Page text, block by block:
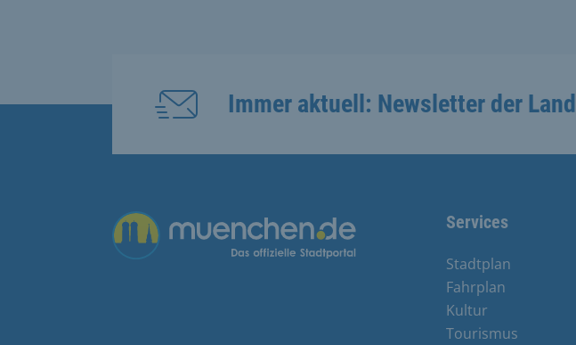
Immer aktuell: Newsletter der
Übergreifende Links Services
Stadtplan
Fahrplan
Kultur
Tourismus